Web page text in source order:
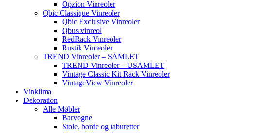
Opzion Vinreoler
Qbic Classique Vinreoler
Qbic Exclusive Vinreoler
Qbus vinreol
RedRack Vinreoler
Rustik Vinreoler
TREND Vinreoler – SAMLET
TREND Vinreoler – USAMLET
Vintage Classic Kit Rack Vinreoler
VintageView Vinreoler
Vinklima
Dekoration
Alle Møbler
Barvogne
Stole, borde og taburetter